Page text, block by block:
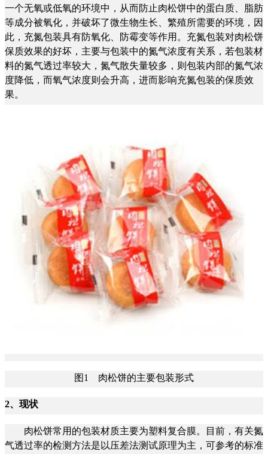
一个无氧或低氧的环境中，从而防止肉松饼中的蛋白质、脂肪
等成分被氧化，并破坏了微生物生长、繁殖所需要的环境，因
此，充氮包装具有防氧化、防霉变等作用。充氮包装对肉松饼
保质效果的好坏，主要与包装中的氮气浓度有关系，若包装材
料的氮气透过率较大，氮气散失量较多，则包装内部的氮气浓
度降低，而氧气浓度则会升高，进而影响充氮包装的保质效
果。
图1 肉松饼的主要包装形式
2、现状
肉松饼常用的包装材质主要为塑料复合膜。目前，有关氮
气透过率的检测方法是以压差法测试原理为主，可参考的标准